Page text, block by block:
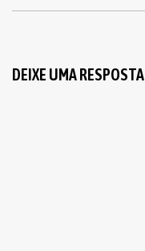
DEIXE UMA RESPOSTA